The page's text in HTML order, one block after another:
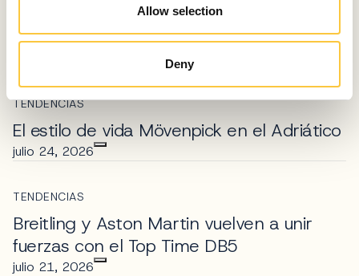
Allow selection
Deny
dorada de Martinis Marchi marca la pauta
del lujo costero
TENDENCIAS
El estilo de vida Mövenpick en el Adriático
julio 24, 2026
TENDENCIAS
Breitling y Aston Martin vuelven a unir
fuerzas con el Top Time DB5
julio 21, 2026